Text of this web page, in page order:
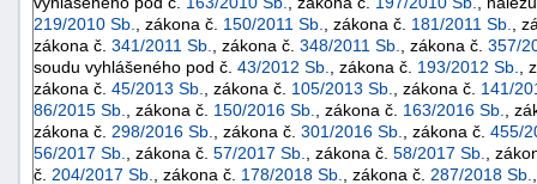
219/2010 Sb.
, zákona č. 150/2011 Sb. , zákona č. 181/2011 Sb.
,
zákona č. 341/2011 Sb. , zákona č. 348/2011 Sb. , zákona č. 357/
soudu vyhlášeného pod č. 43/2012 Sb. , zákona č. 193/2012 Sb.
,
zákona č. 45/2013 Sb. , zákona č. 105/2013 Sb. , zákona č. 141/
86/2015 Sb.
, zákona č. 150/2016 Sb. , zákona č. 163/2016 Sb.
,
zákona č. 298/2016 Sb. , zákona č. 301/2016 Sb. , zákona č. 455/
56/2017 Sb.
, zákona č. 57/2017 Sb. , zákona č. 58/2017 Sb.
,
č. 204/2017 Sb. , zákona č. 178/2018 Sb. , zákona č. 287/2018 Sb.
+náhrady